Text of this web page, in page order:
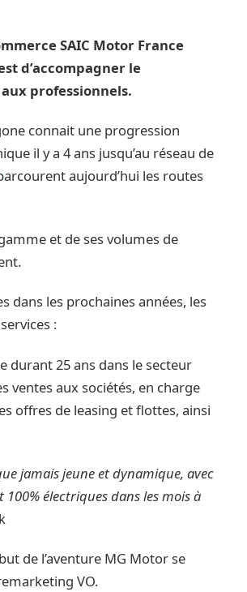
SAIC Motor France
d’accompagner le
professionnels.
connait une progression
il y a 4 ans jusqu’au réseau de
aujourd’hui les routes
et de ses volumes de
dans les prochaines années, les
:
durant 25 ans dans le secteur
ventes aux sociétés, en charge
offres de leasing et flottes, ainsi
jamais jeune et dynamique, avec
électriques dans les mois à
de l’aventure MG Motor se
VO.